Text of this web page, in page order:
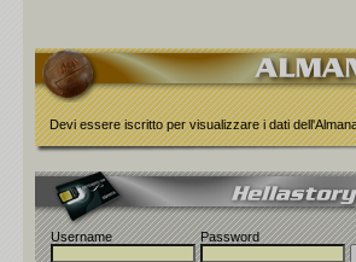
Devi essere iscritto per visualizzare i dati
Username Password